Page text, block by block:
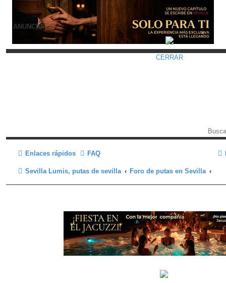
Enlaces rápidos FAQ
Sevilla Lumis, putas de sevilla Foro de putas en Sevilla
ANUNCIO
CERRAR